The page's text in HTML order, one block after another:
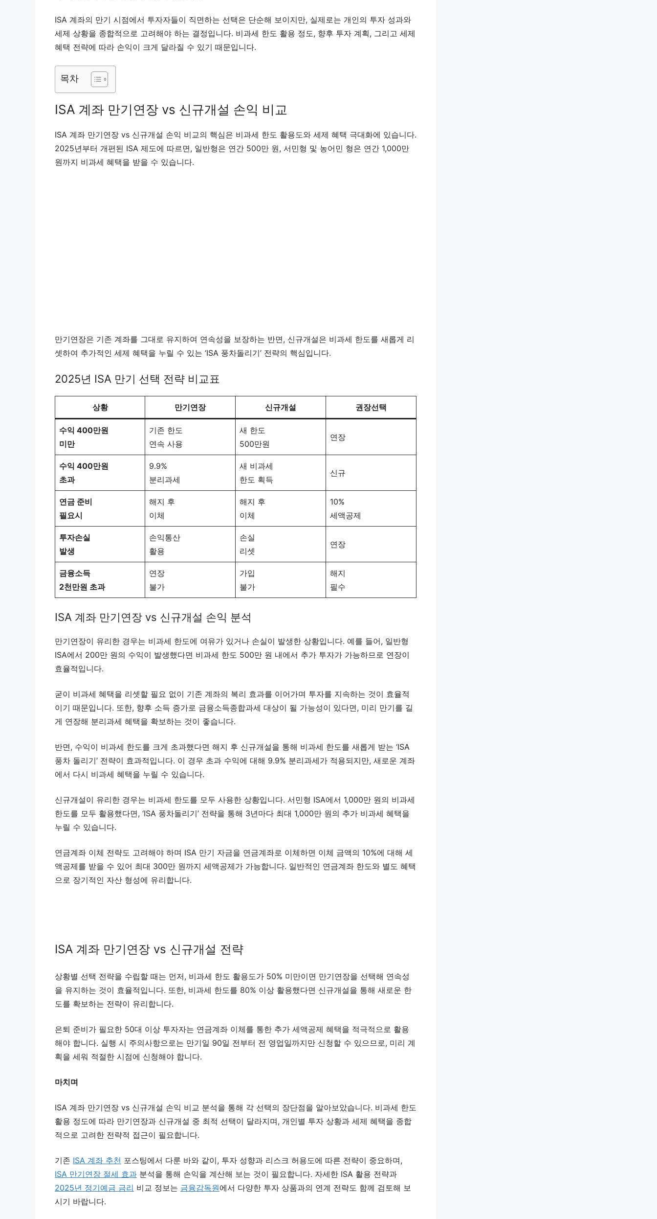
ISA 계좌의 만기 시점에서 투자자들이 직면하는 선택은 단순해 보이지만, 실제로는 개인의 투자 성과와
세제 상황을 종합적으로 고려해야 하는 결정입니다. 비과세 한도 활용 정도, 향후 투자 계획, 그리고 세제
혜택 전략에 따라 손익이 크게 달라질 수 있기 때문입니다.
목차
ISA 계좌 만기연장 vs 신규개설 손익 비교
ISA 계좌 만기연장 vs 신규개설 손익 비교의 핵심은 비과세 한도 활용도와 세제 혜택 극대화에 있습니다.
2025년부터 개편된 ISA 제도에 따르면, 일반형은 연간 500만 원, 서민형 및 농어민 형은 연간 1,000만
원까지 비과세 혜택을 받을 수 있습니다.
만기연장은 기존 계좌를 그대로 유지하여 연속성을 보장하는 반면, 신규개설은 비과세 한도를 새롭게 리
셋하여 추가적인 세제 혜택을 누릴 수 있는 ‘ISA 풍차돌리기’ 전략의 핵심입니다.
2025년 ISA 만기 선택 전략 비교표
상황 만기연장 신규개설 권장선택
수익 400만원
미만
기존 한도
연속 사용
새 한도
500만원
연장
수익 400만원
초과
9.9%
분리과세
새 비과세
한도 획득
신규
연금 준비
필요시
해지 후
이체
해지 후
이체
10%
세액공제
투자손실
발생
손익통산
활용
손실
리셋
연장
금융소득
2천만원 초과
연장
불가
가입
불가
해지
필수
ISA 계좌 만기연장 vs 신규개설 손익 분석
만기연장이 유리한 경우는 비과세 한도에 여유가 있거나 손실이 발생한 상황입니다. 예를 들어, 일반형
ISA에서 200만 원의 수익이 발생했다면 비과세 한도 500만 원 내에서 추가 투자가 가능하므로 연장이
효율적입니다.
굳이 비과세 혜택을 리셋할 필요 없이 기존 계좌의 복리 효과를 이어가며 투자를 지속하는 것이 효율적
이기 때문입니다. 또한, 향후 소득 증가로 금융소득종합과세 대상이 될 가능성이 있다면, 미리 만기를 길
게 연장해 분리과세 혜택을 확보하는 것이 좋습니다.
반면, 수익이 비과세 한도를 크게 초과했다면 해지 후 신규개설을 통해 비과세 한도를 새롭게 받는 ‘ISA
풍차 돌리기’ 전략이 효과적입니다. 이 경우 초과 수익에 대해 9.9% 분리과세가 적용되지만, 새로운 계좌
에서 다시 비과세 혜택을 누릴 수 있습니다.
신규개설이 유리한 경우는 비과세 한도를 모두 사용한 상황입니다. 서민형 ISA에서 1,000만 원의 비과세
한도를 모두 활용했다면, ‘ISA 풍차돌리기’ 전략을 통해 3년마다 최대 1,000만 원의 추가 비과세 혜택을
누릴 수 있습니다.
연금계좌 이체 전략도 고려해야 하며 ISA 만기 자금을 연금계좌로 이체하면 이체 금액의 10%에 대해 세
액공제를 받을 수 있어 최대 300만 원까지 세액공제가 가능합니다. 일반적인 연금계좌 한도와 별도 혜택
으로 장기적인 자산 형성에 유리합니다.
ISA 계좌 만기연장 vs 신규개설 전략
상황별 선택 전략을 수립할 때는 먼저, 비과세 한도 활용도가 50% 미만이면 만기연장을 선택해 연속성
을 유지하는 것이 효율적입니다. 또한, 비과세 한도를 80% 이상 활용했다면 신규개설을 통해 새로운 한
도를 확보하는 전략이 유리합니다.
은퇴 준비가 필요한 50대 이상 투자자는 연금계좌 이체를 통한 추가 세액공제 혜택을 적극적으로 활용
해야 합니다. 실행 시 주의사항으로는 만기일 90일 전부터 전 영업일까지만 신청할 수 있으므로, 미리 계
획을 세워 적절한 시점에 신청해야 합니다.
마치며
ISA 계좌 만기연장 vs 신규개설 손익 비교 분석을 통해 각 선택의 장단점을 알아보았습니다. 비과세 한도
활용 정도에 따라 만기연장과 신규개설 중 최적 선택이 달라지며, 개인별 투자 상황과 세제 혜택을 종합
적으로 고려한 전략적 접근이 필요합니다.
기존 ISA 계좌 추천 포스팅에서 다룬 바와 같이, 투자 성향과 리스크 허용도에 따른 전략이 중요하며,
ISA 만기연장 절세 효과 분석을 통해 손익을 계산해 보는 것이 필요합니다. 자세한 ISA 활용 전략과
2025년 정기예금 금리 비교 정보는 금융감독원에서 다양한 투자 상품과의 연계 전략도 함께 검토해 보
시기 바랍니다.